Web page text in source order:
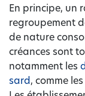
En principe, un
regroupement
de nature
créances sont
notamment les
sard, comme